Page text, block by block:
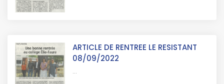
ARTICLE DE RENTREE LE RESISTANT
08/09/2022
...